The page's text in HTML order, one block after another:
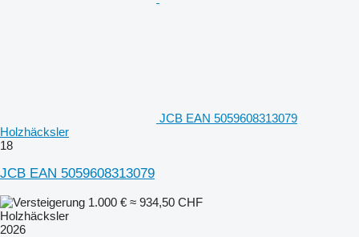
JCB EAN 5059608313079
Holzhäcksler
18
JCB EAN 5059608313079
1.000 € ≈ 934,50 CHF
Holzhäcksler
2026